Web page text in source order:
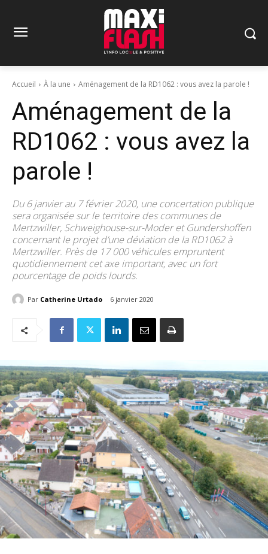
Accueil À la une Aménagement de la RD1062 : vous avez la parole !
Aménagement de la
RD1062 : vous avez la
parole !
Du 6 janvier au 7 février 2020, une concertation publique
sera organisée sur le territoire des communes de
Mertzwiller, Schweighouse-sur-Moder et Gundershoffen
concernant le projet d’une déviation de la RD1062 à
Mertzwiller. Près de 17 000 véhicules empruntent
quotidiennement cet axe important, avec un fort
pourcentage de poids lourds.
Par Catherine Urtado 6 janvier 2020